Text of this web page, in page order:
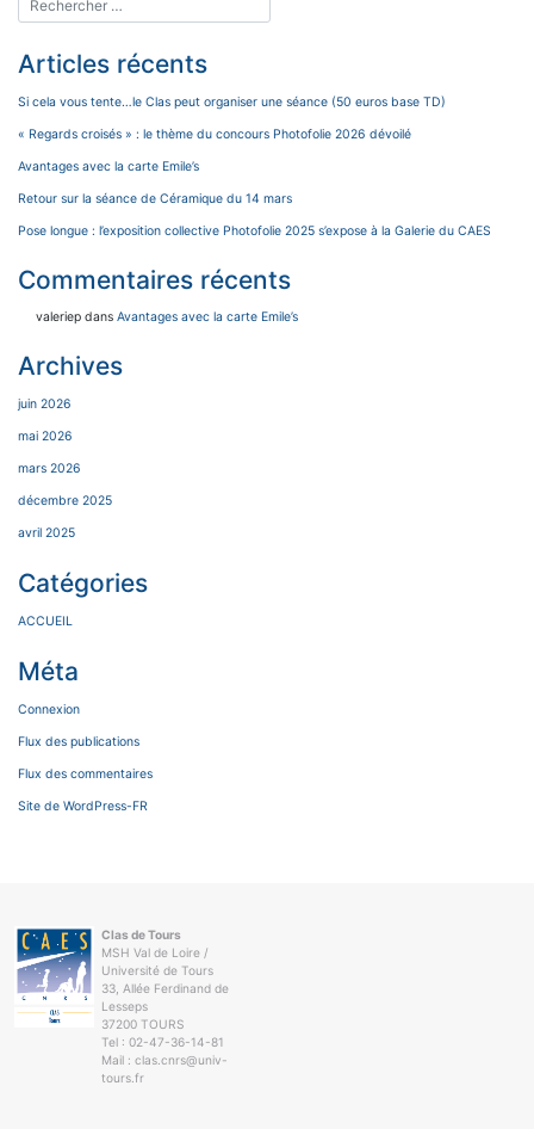
Articles récents
Si cela vous tente…le Clas peut organiser une séance (50 euros base TD)
« Regards croisés » : le thème du concours Photofolie 2026 dévoilé
Avantages avec la carte Emile’s
Retour sur la séance de Céramique du 14 mars
Pose longue : l’exposition collective Photofolie 2025 s’expose à la Galerie du CAES
Commentaires récents
valeriep dans Avantages avec la carte Emile’s
Archives
juin 2026
mai 2026
mars 2026
décembre 2025
avril 2025
Catégories
ACCUEIL
Méta
Connexion
Flux des publications
Flux des commentaires
Site de WordPress-FR
Clas de Tours
MSH Val de Loire /
Université de Tours
33, Allée Ferdinand de
Lesseps
37200 TOURS
Tel : 02-47-36-14-81
Mail : clas.cnrs@univ-
tours.fr